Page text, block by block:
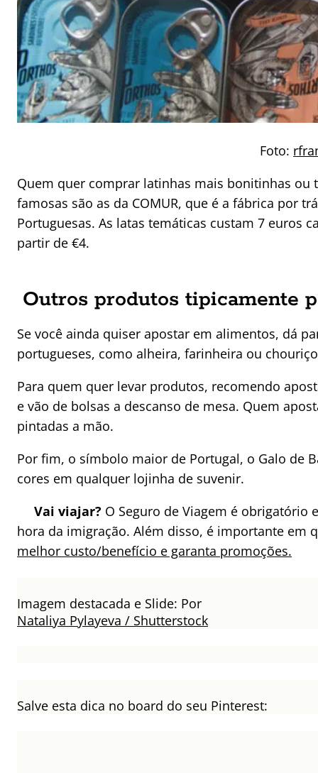
Foto:
Quem quer comprar latinhas mais bonitinhas ou
famosas são as da COMUR, que é a fábrica por
Portuguesas. As latas temáticas custam 7 euros
partir de €4.
Outros produtos tipicamente
Se você ainda quiser apostar em alimentos, dá
portugueses, como alheira, farinheira ou
Para quem quer levar produtos, recomendo
e vão de bolsas a descanso de mesa. Quem
pintadas a mão.
Por fim, o símbolo maior de Portugal, o Galo de
cores em qualquer lojinha de suvenir.
Vai viajar? O Seguro de Viagem é obrigatório
hora da imigração. Além disso, é importante em
melhor custo/benefício e garanta promoções.
Imagem destacada e Slide: Por
Nataliya Pylayeva / Shutterstock
Salve esta dica no board do seu Pinterest: